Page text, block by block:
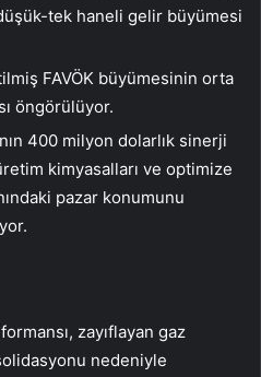
tek haneli gelir büyümesi
FAVÖK büyümesinin orta
öngörülüyor.
400 milyon dolarlık sinerji
kimyasalları ve optimize
pazar konumunu
zayıflayan gaz
nedeniyle